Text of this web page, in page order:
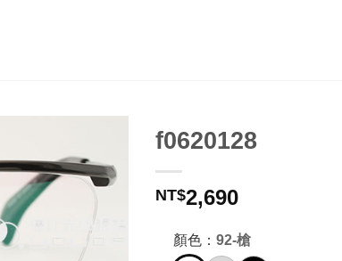
f0620128
NT$2,690
顏色： 92-槍